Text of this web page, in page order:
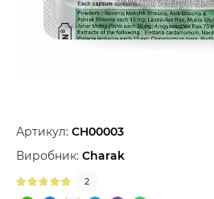
Артикул: CH00003
Виробник: Charak
2